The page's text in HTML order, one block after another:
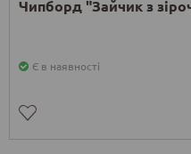
Чипборд "Зайчик з
Є в наявності